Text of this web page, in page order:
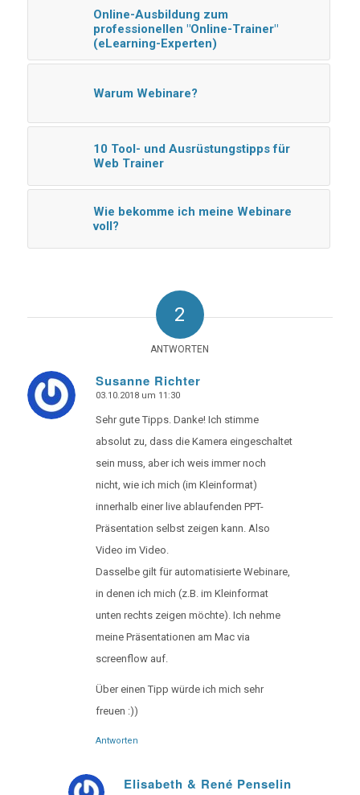
Online-Ausbildung zum
professionellen "Online-Trainer"
(eLearning-Experten)
Warum Webinare?
10 Tool- und Ausrüstungstipps für
Web Trainer
Wie bekomme ich meine Webinare
voll?
2
ANTWORTEN
Susanne Richter
says:
03.10.2018 um 11:30
Sehr gute Tipps. Danke! Ich stimme
absolut zu, dass die Kamera eingeschaltet
sein muss, aber ich weis immer noch
nicht, wie ich mich (im Kleinformat)
innerhalb einer live ablaufenden PPT-
Präsentation selbst zeigen kann. Also
Video im Video.
Dasselbe gilt für automatisierte Webinare,
in denen ich mich (z.B. im Kleinformat
unten rechts zeigen möchte). Ich nehme
meine Präsentationen am Mac via
screenflow auf.
Über einen Tipp würde ich mich sehr
freuen :))
Antworten
Elisabeth & René Penselin